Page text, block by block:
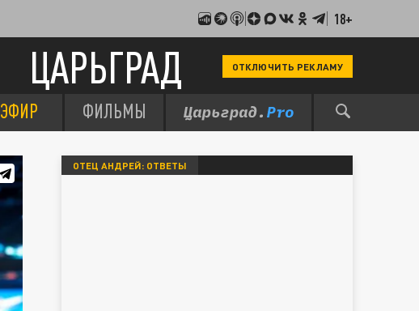
18+
ЦАРЬГРАД ОТКЛЮЧИТЬ РЕКЛАМУ
ЭФИР ФИЛЬМЫ
ОТЕЦ АНДРЕЙ: ОТВЕТЫ